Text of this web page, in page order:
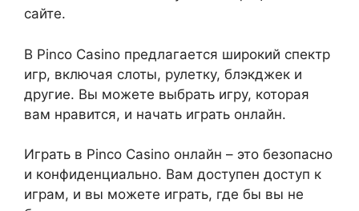
сайте.
В Pinco Casino предлагается широкий спектр
игр, включая слоты, рулетку, блэкджек и
другие. Вы можете выбрать игру, которая
вам нравится, и начать играть онлайн.
Играть в Pinco Casino онлайн – это безопасно
и конфиденциально. Вам доступен доступ к
играм, и вы можете играть, где бы вы не